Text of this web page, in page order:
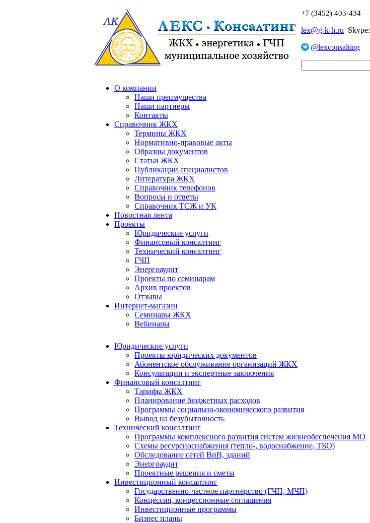
+7 (3452) 403-434
lex@g-k-h.ru Skype:
@lexconsalting
О компании
Наши преимущества
Наши партнеры
Контакты
Справочник ЖКХ
Термины ЖКХ
Нормативно-правовые акты
Образцы документов
Статьи ЖКХ
Публикации специалистов
Литература ЖКХ
Справочник телефонов
Вопросы и ответы
Справочник ТСЖ и УК
Новостная лента
Проекты
Юридические услуги
Финансовый консалтинг
Технический консалтинг
ГЧП
Энергоаудит
Проекты по семинарам
Архив проектов
Отзывы
Интернет-магазин
Семинары ЖКХ
Вебинары
Юридические услуги
Проекты юридических документов
Абонентское обслуживание организаций ЖКХ
Консультации и экспертные заключения
Финансовый консалтинг
Тарифы ЖКХ
Планирование бюджетных расходов
Программы социально-экономического развития
Вывод на безубыточность
Технический консалтинг
Программы комплексного развития систем жизнеобеспечения МО
Схемы ресурсноснабжения (тепло-, водоснабжение, ТБО)
Обследование сетей ВиВ, зданий
Энергоаудит
Проектные решения и сметы
Инвестиционный консалтинг
Государственно-частное партнерство (ГЧП, МЧП)
Концессия, концессионные соглашения
Инвестиционные программы
Бизнес планы